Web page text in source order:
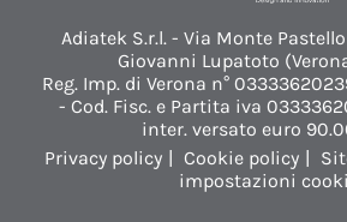
Adiatek S.r.l. - Via Monte
Giovanni Lupatoto
Reg. Imp. di Verona n°
- Cod. Fisc. e Partita iva
inter. versato euro
Privacy policy
Cookie policy
impostazioni